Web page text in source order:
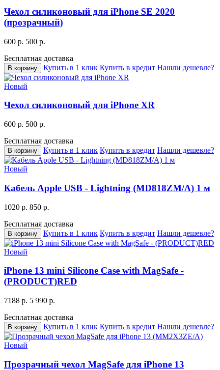
Чехол силиконовый для iPhone SE 2020
(прозрачный)
600 р. 500 р.
Бесплатная доставка
В корзину Купить в 1 клик Купить в кредит Нашли дешевле?
Новый
Чехол силиконовый для iPhone XR
600 р. 500 р.
Бесплатная доставка
В корзину Купить в 1 клик Купить в кредит Нашли дешевле?
Новый
Кабель Apple USB - Lightning (MD818ZM/A) 1 м
1020 р. 850 р.
Бесплатная доставка
В корзину Купить в 1 клик Купить в кредит Нашли дешевле?
Новый
iPhone 13 mini Silicone Case with MagSafe -
(PRODUCT)RED
7188 р. 5 990 р.
Бесплатная доставка
В корзину Купить в 1 клик Купить в кредит Нашли дешевле?
Новый
Прозрачный чехол MagSafe для iPhone 13